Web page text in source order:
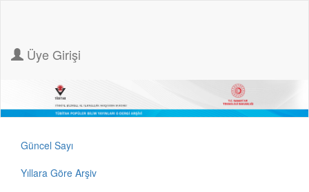
Üye Girişi
Güncel Sayı
Yıllara Göre Arşiv